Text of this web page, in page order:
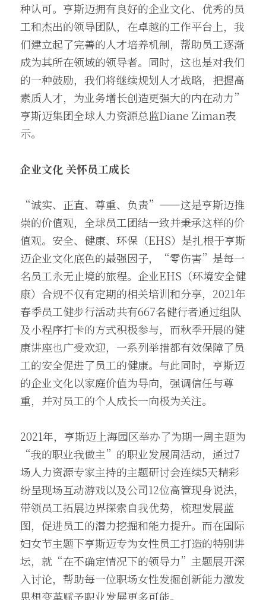
种认可。亨斯迈拥有良好的企业文化、优秀的员
工和杰出的领导团队，在卓越的工作平台上，我
们建立起了完善的人才培养机制，帮助员工逐渐
成为其所在领域的领导者。同时，这也是对我们
的一种鼓励，我们将继续规划人才战略，把握高
素质人才，为业务增长创造更强大的内在动力”
亨斯迈集团全球人力资源总监Diane Ziman表
示。
企业文化 关怀员工成长
“诚实、正直、尊重、负责”——这是亨斯迈推
崇的价值观，全球员工团结一致并秉承这样的价
值观。安全、健康、环保（EHS）是扎根于亨斯
迈企业文化底色的最强因子，“零伤害”是每一
名员工永无止境的旅程。企业EHS（环境安全健
康）合规不仅有定期的相关培训和分享，2021年
春季员工健步行活动共有667名健行者通过组队
及小程序打卡的方式积极参与，而秋季开展的健
康讲座也广受欢迎，一系列举措都有效保障了员
工的安全促进了员工的健康。与此同时，亨斯迈
的企业文化以家庭价值为导向，强调信任与尊
重，并对员工的个人成长一向极为关注。
2021年，亨斯迈上海园区举办了为期一周主题为
“我的职业我做主”的职业发展周活动，通过7
场人力资源专家主持的主题研讨会连续5天精彩
纷呈现场互动游戏以及公司12位高管现身说法，
带领员工拓展边界探索自我优势，梳理发展蓝
图，促进员工的潜力挖掘和能力提升。而在国际
妇女节主题下亨斯迈专为女性员工打造的特别讲
坛，就“在不确定情况下的领导力”主题展开深
入讨论，帮助每一位职场女性发掘创新能力激发
思想变革赋予职业发展更多可能。